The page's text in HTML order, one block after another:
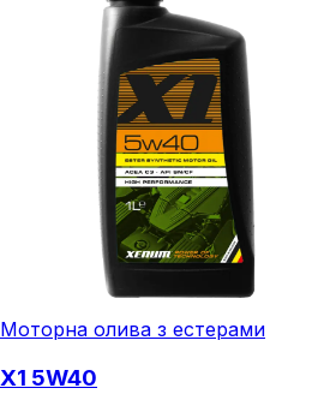
Моторна олива з естерами
X1 5W40